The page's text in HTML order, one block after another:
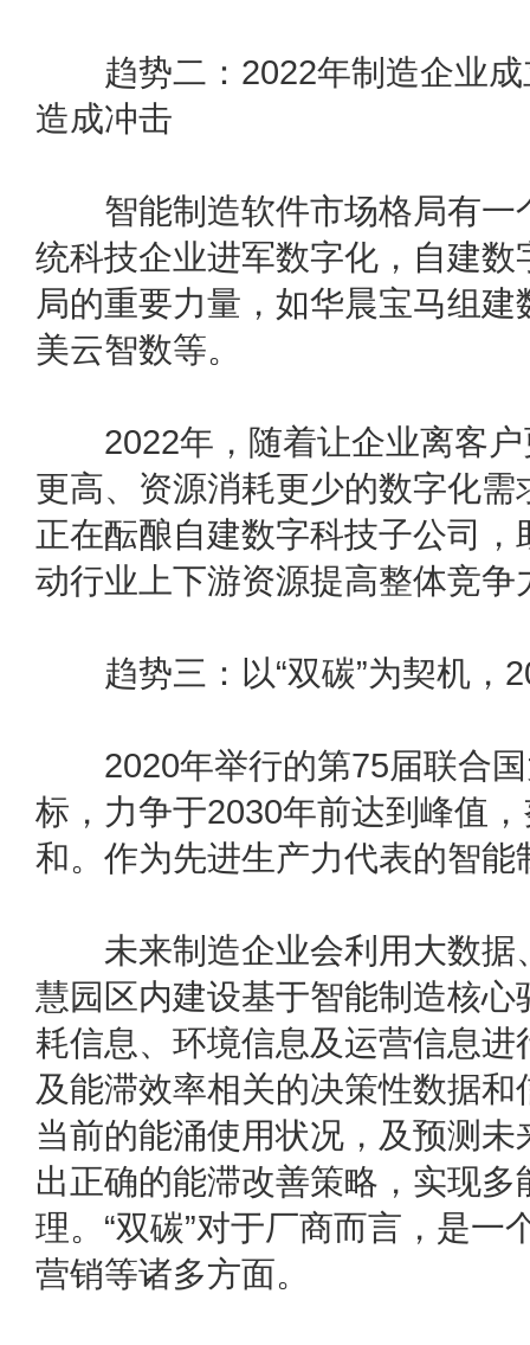
趋势二：2022年制造企业成
造成冲击
智能制造软件市场格局有一
统科技企业进军数字化，自建
局的重要力量，如华晨宝马组
美云智数等。
2022年，随着让企业离客户
更高、资源消耗更少的数字化
正在酝酿自建数字科技子公司
动行业上下游资源提高整体竞争
趋势三：以“双碳”为契机，
2020年举行的第75届联合国
标，力争于2030年前达到峰值
和。作为先进生产力代表的智能
未来制造企业会利用大数据
慧园区内建设基于智能制造核
耗信息、环境信息及运营信息
及能滞效率相关的决策性数据
当前的能涌使用状况，及预测
出正确的能滞改善策略，实现
理。“双碳”对于厂商而言，是
营销等诸多方面。